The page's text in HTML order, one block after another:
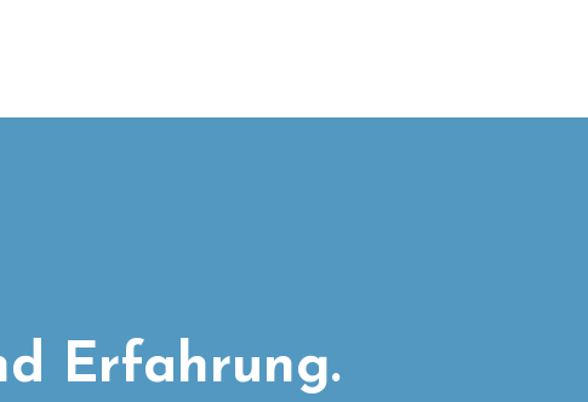
Erfahrung.